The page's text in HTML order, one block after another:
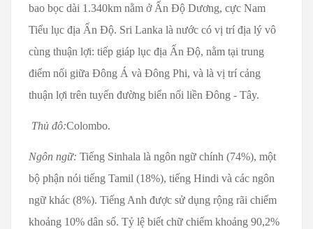
bao bọc dài 1.340km nằm ở Ấn Độ Dương, cực Nam
Tiểu lục địa Ấn Độ. Sri Lanka là nước có vị trí địa lý vô
cùng thuận lợi: tiếp giáp lục địa Ấn Độ, nằm tại trung
điểm nối giữa Đông Á và Đông Phi, và là vị trí cảng
thuận lợi trên tuyến đường biển nối liền Đông - Tây.
Thủ đô:Colombo.
Ngôn ngữ: Tiếng Sinhala là ngôn ngữ chính (74%), một
bộ phận nói tiếng Tamil (18%), tiếng Hindi và các ngôn
ngữ khác (8%). Tiếng Anh được sử dụng rộng rãi chiếm
khoảng 10% dân số. Tỷ lệ biết chữ chiếm khoảng 90,2%